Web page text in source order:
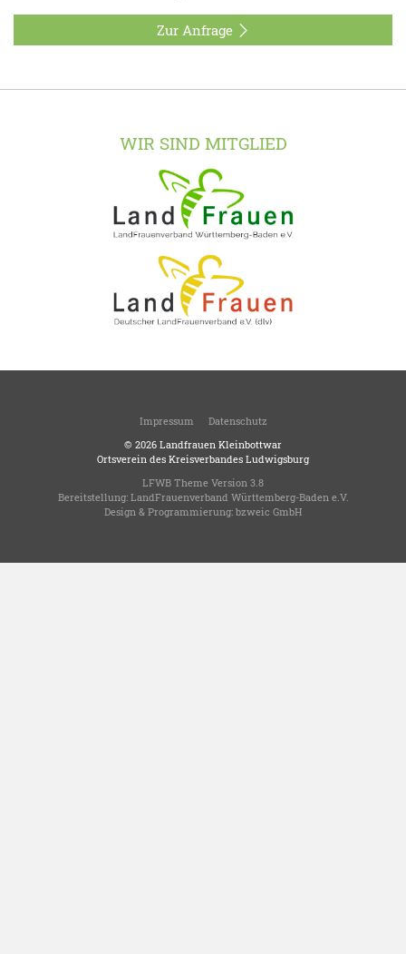
Zur Anfrage
WIR SIND MITGLIED
Impressum
Datenschutz
© 2026 Landfrauen Kleinbottwar
Ortsverein des Kreisverbandes Ludwigsburg
LFWB Theme Version 3.8
Bereitstellung: LandFrauenverband Württemberg-Baden e.V.
Design & Programmierung: bzweic GmbH